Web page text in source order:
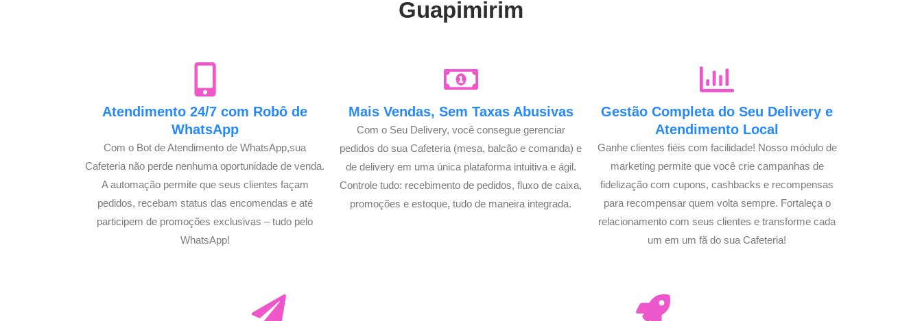
Guapimirim
Atendimento 24/7 com Robô de
WhatsApp
Com o Bot de Atendimento de WhatsApp,sua
Cafeteria não perde nenhuma oportunidade de venda.
A automação permite que seus clientes façam
pedidos, recebam status das encomendas e até
participem de promoções exclusivas – tudo pelo
WhatsApp!
Mais Vendas, Sem Taxas Abusivas
Com o Seu Delivery, você consegue gerenciar
pedidos do sua Cafeteria (mesa, balcão e comanda) e
de delivery em uma única plataforma intuitiva e ágil.
Controle tudo: recebimento de pedidos, fluxo de caixa,
promoções e estoque, tudo de maneira integrada.
Gestão Completa do Seu Delivery e
Atendimento Local
Ganhe clientes fiéis com facilidade! Nosso módulo de
marketing permite que você crie campanhas de
fidelização com cupons, cashbacks e recompensas
para recompensar quem volta sempre. Fortaleça o
relacionamento com seus clientes e transforme cada
um em um fã do sua Cafeteria!